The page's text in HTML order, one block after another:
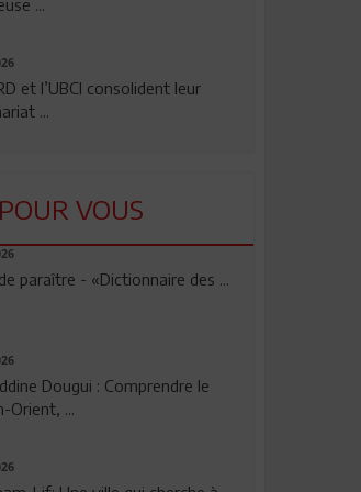
...
et l’UBCI consolident leur
...
VOUS
paraître - «Dictionnaire des ...
Dougui : Comprendre le
Orient, ...